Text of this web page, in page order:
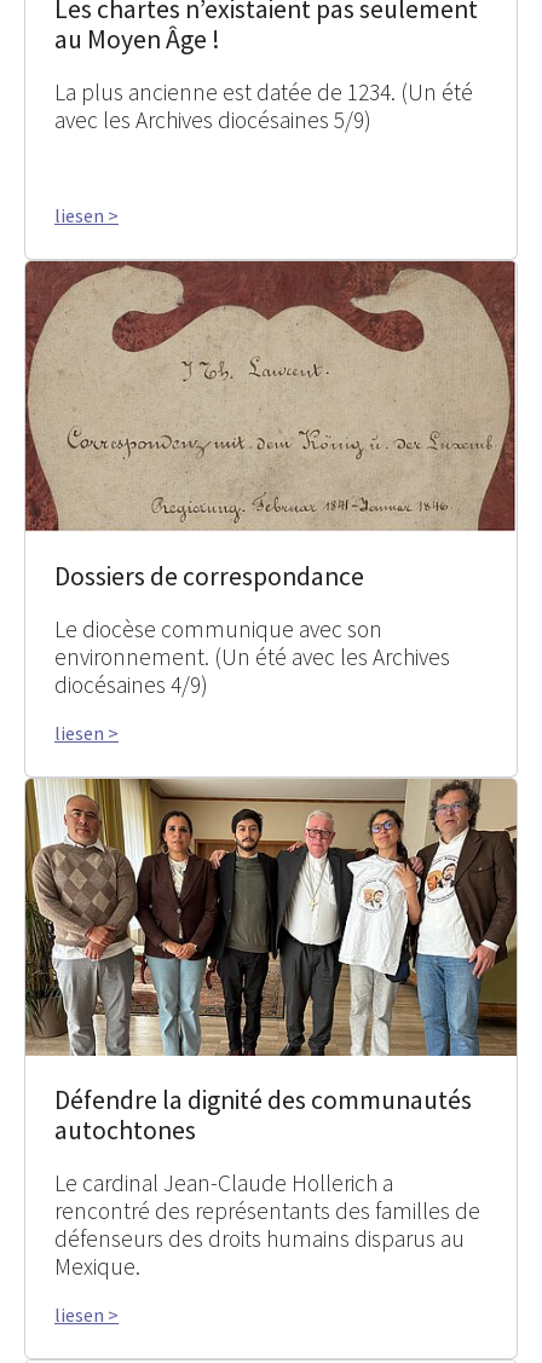
Les chartes n’existaient pas seulement
au Moyen Âge !
La plus ancienne est datée de 1234. (Un été
avec les Archives diocésaines 5/9)
liesen >
Dossiers de correspondance
Le diocèse communique avec son
environnement. (Un été avec les Archives
diocésaines 4/9)
liesen >
Défendre la dignité des communautés
autochtones
Le cardinal Jean-Claude Hollerich a
rencontré des représentants des familles de
défenseurs des droits humains disparus au
Mexique.
liesen >